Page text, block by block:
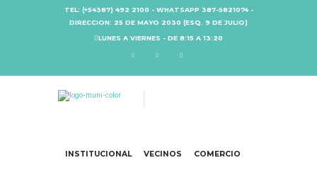
TEL: (+54387) 492 2100 - WHATSAPP 387-5821074 -
DIRECCION: 25 DE MAYO 2030 (ESQ. 9 DE JULIO)
LUNES A VIERNES - DE 8:15 A 13:20
INSTITUCIONAL VECINOS COMERCIO